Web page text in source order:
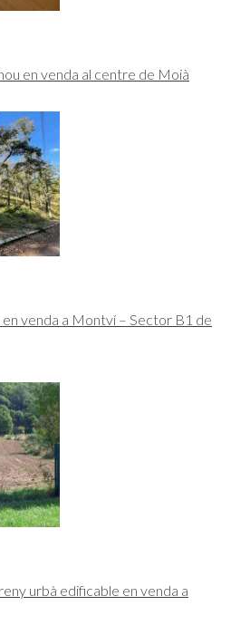
en venda al centre de Moià
venda a Montví – Sector B1 de
urbà edificable en venda a